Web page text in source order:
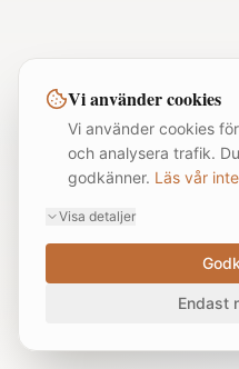
Vi använder cookies
Vi använder cookies
och analysera trafik.
godkänner. Läs vår
Visa detaljer
Endast